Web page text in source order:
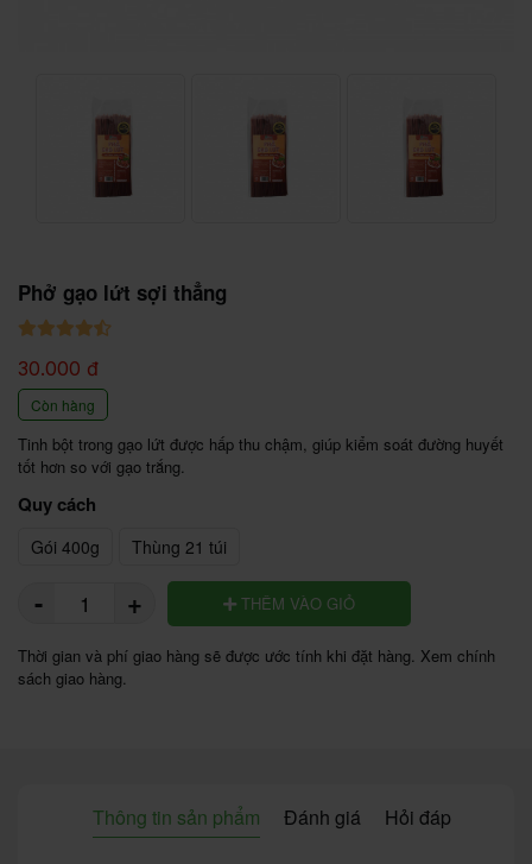
Phở gạo lứt sợi thẳng
30.000 đ
Còn hàng
Tinh bột trong gạo lứt được hấp thu chậm, giúp kiểm soát đường huyết
tốt hơn so với gạo trắng.
Quy cách
Gói 400g Thùng 21 túi
- + THÊM VÀO GIỎ
Thời gian và phí giao hàng sẽ được ước tính khi đặt hàng. Xem chính
sách giao hàng.
Thông tin sản phẩm Đánh giá Hỏi đáp